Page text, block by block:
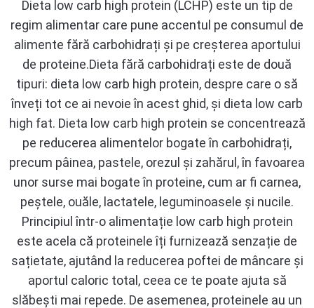
Dieta low carb high protein (LCHP) este un tip de
regim alimentar care pune accentul pe consumul de
alimente fără carbohidrați și pe creșterea aportului
de proteine.Dieta fără carbohidrați este de două
tipuri: dieta low carb high protein, despre care o să
înveți tot ce ai nevoie în acest ghid, și dieta low carb
high fat. Dieta low carb high protein se concentrează
pe reducerea alimentelor bogate în carbohidrați,
precum pâinea, pastele, orezul și zahărul, în favoarea
unor surse mai bogate în proteine, cum ar fi carnea,
peștele, ouăle, lactatele, leguminoasele și nucile.
Principiul într-o alimentație low carb high protein
este acela că proteinele îți furnizează senzație de
sațietate, ajutând la reducerea poftei de mâncare și
aportul caloric total, ceea ce te poate ajuta să
slăbești mai repede. De asemenea, proteinele au un